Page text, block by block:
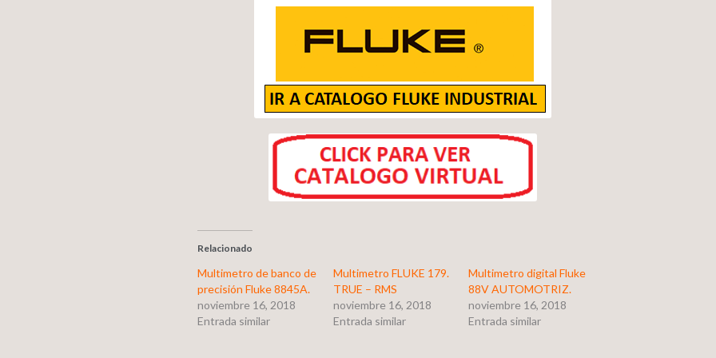
Relacionado
Multimetro de banco de
precisión Fluke 8845A.
noviembre 16, 2018
Entrada similar
Multimetro FLUKE 179.
TRUE – RMS
noviembre 16, 2018
Entrada similar
Multimetro digital Fluke
88V AUTOMOTRIZ.
noviembre 16, 2018
Entrada similar